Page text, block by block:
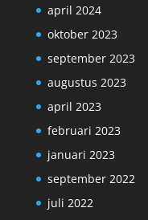
april 2024
oktober 2023
september 2023
augustus 2023
april 2023
februari 2023
januari 2023
september 2022
juli 2022